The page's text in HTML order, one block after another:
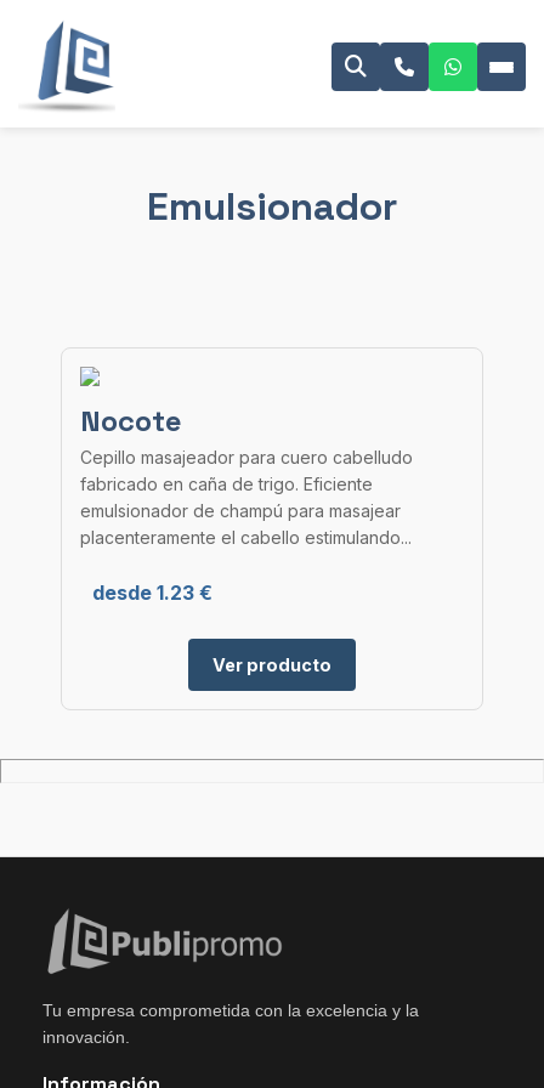
Emulsionador
Nocote
Cepillo masajeador para cuero cabelludo
fabricado en caña de trigo. Eficiente
emulsionador de champú para masajear
placenteramente el cabello estimulando...
desde 1.23 €
Ver producto
Tu empresa comprometida con la excelencia y la
innovación.